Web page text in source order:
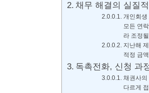
채무 해결의 실질
개인회생
모든 연
라 조정
지난해
적정 금
독촉전화, 신청 과
채권사의
다르게